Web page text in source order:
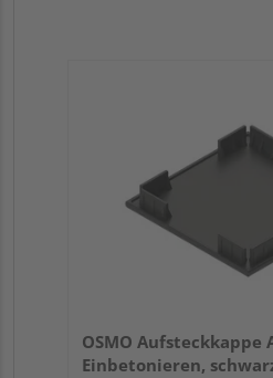
OSMO Aufsteckkappe
Einbetonieren,